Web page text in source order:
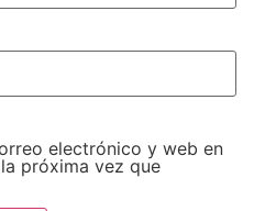
electrónico y web en
próxima vez que